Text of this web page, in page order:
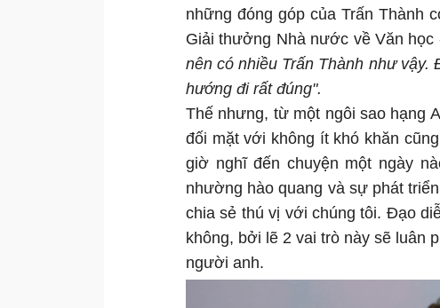
những đóng góp của Trấn Thành
Giải thưởng Nhà nước về Văn học
nên có nhiều Trấn Thành như
hướng đi rất đúng".
Thế nhưng, từ một ngôi sao hạng
đối mặt với không ít khó khăn
giờ nghĩ đến chuyện một ngày
nhường hào quang và sự phát
chia sẻ thú vị với chúng tôi. Đạo
không, bởi lẽ 2 vai trò này sẽ luân
người anh.